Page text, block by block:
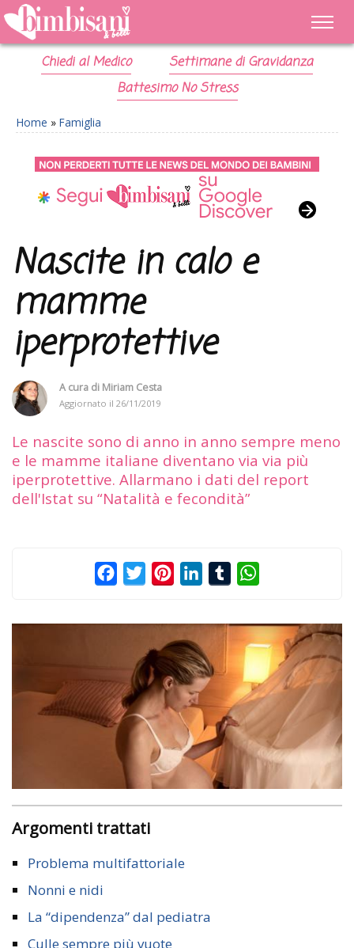
Chiedi al Medico
Settimane di Gravidanza
Battesimo No Stress
Home » Famiglia
Nascite in calo e
mamme
iperprotettive
A cura di Miriam Cesta
Aggiornato il 26/11/2019
Le nascite sono di anno in anno sempre meno
e le mamme italiane diventano via via più
iperprotettive. Allarmano i dati del report
dell'Istat su “Natalità e fecondità”
FacebookTwitterPinterestLinkedInTumblr
Argomenti trattati
Problema multifattoriale
Nonni e nidi
La “dipendenza” dal pediatra
Culle sempre più vuote